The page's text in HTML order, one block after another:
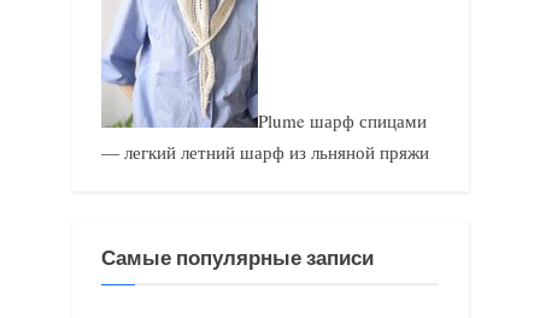
Plume шарф спицами
— легкий летний шарф из льняной пряжи
Самые популярные записи